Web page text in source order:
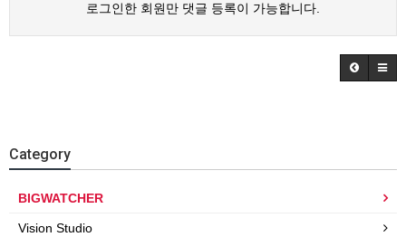
로그인한 회원만 댓글 등록이 가능합니다.
Category
BIGWATCHER
Vision Studio